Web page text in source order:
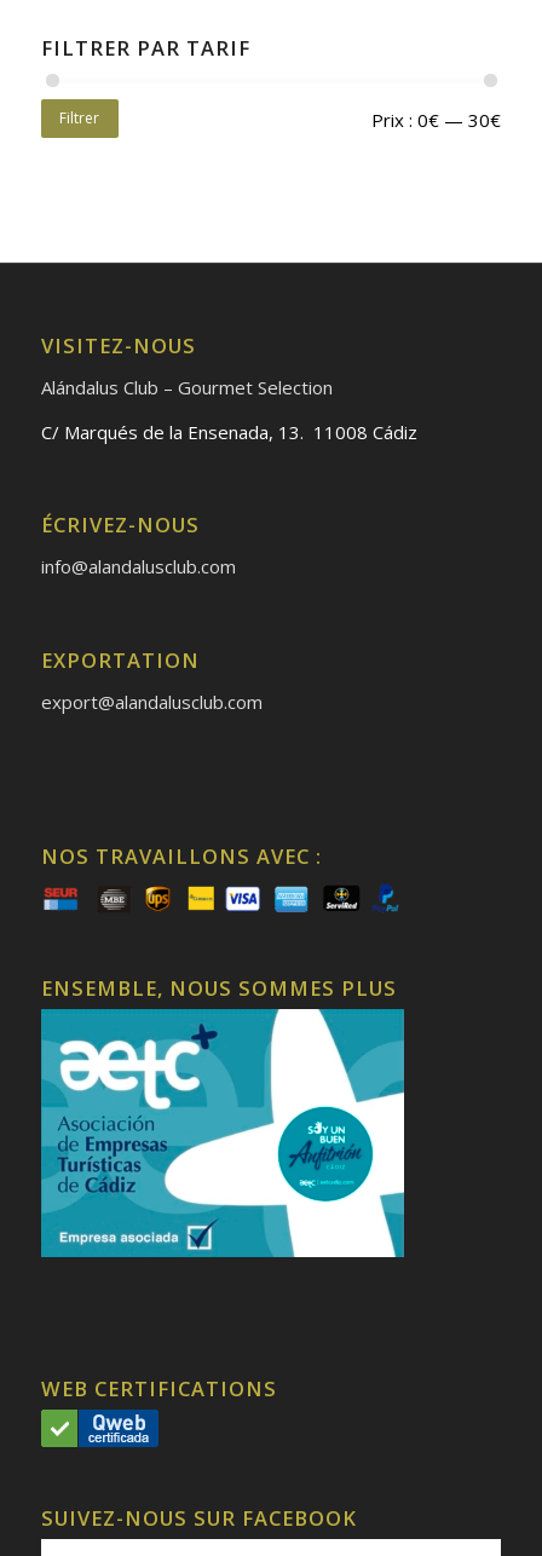
FILTRER PAR TARIF
Filtrer Prix :0€ —30€
VISITEZ-NOUS
Alándalus Club – Gourmet Selection
C/ Marqués de la Ensenada, 13. 11008 Cádiz
ÉCRIVEZ-NOUS
info@alandalusclub.com
EXPORTATION
export@alandalusclub.com
NOS TRAVAILLONS AVEC :
ENSEMBLE, NOUS SOMMES PLUS
WEB CERTIFICATIONS
SUIVEZ-NOUS SUR FACEBOOK